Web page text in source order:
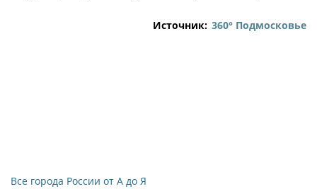
Источник: 360° Подмосковье
Все города России от А до Я